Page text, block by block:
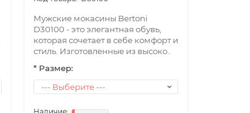
Мужские мокасины Bertoni
D30100 - это элегантная обувь,
которая сочетает в себе комфорт и
стиль. Изготовленные из высоко..
* Размер: